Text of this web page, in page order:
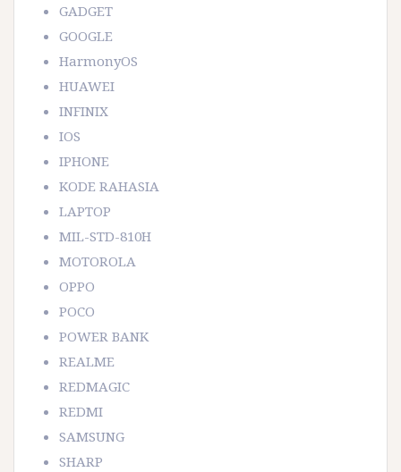
GADGET
GOOGLE
HarmonyOS
HUAWEI
INFINIX
IOS
IPHONE
KODE RAHASIA
LAPTOP
MIL-STD-810H
MOTOROLA
OPPO
POCO
POWER BANK
REALME
REDMAGIC
REDMI
SAMSUNG
SHARP